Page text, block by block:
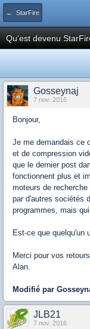
← StarFire
Qu'est devenu
Gosseynaj
7 nov. 2016
Bonjour,
Je me demandais ce
et de compression
que le dernier post
fonctionnent plus et
moteurs de
par d'autres sociétés
programmes, mais
Est-ce que quelqu'un
Merci pour vos
Alan.
Modifié par
JLB21
7 nov. 2016